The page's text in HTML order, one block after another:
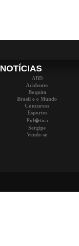
NOTÍCIAS
ABD
Acidentes
Boquim
Brasil e o Mundo
Concursos
Esportes
Pol�tica
Sergipe
Vende-se